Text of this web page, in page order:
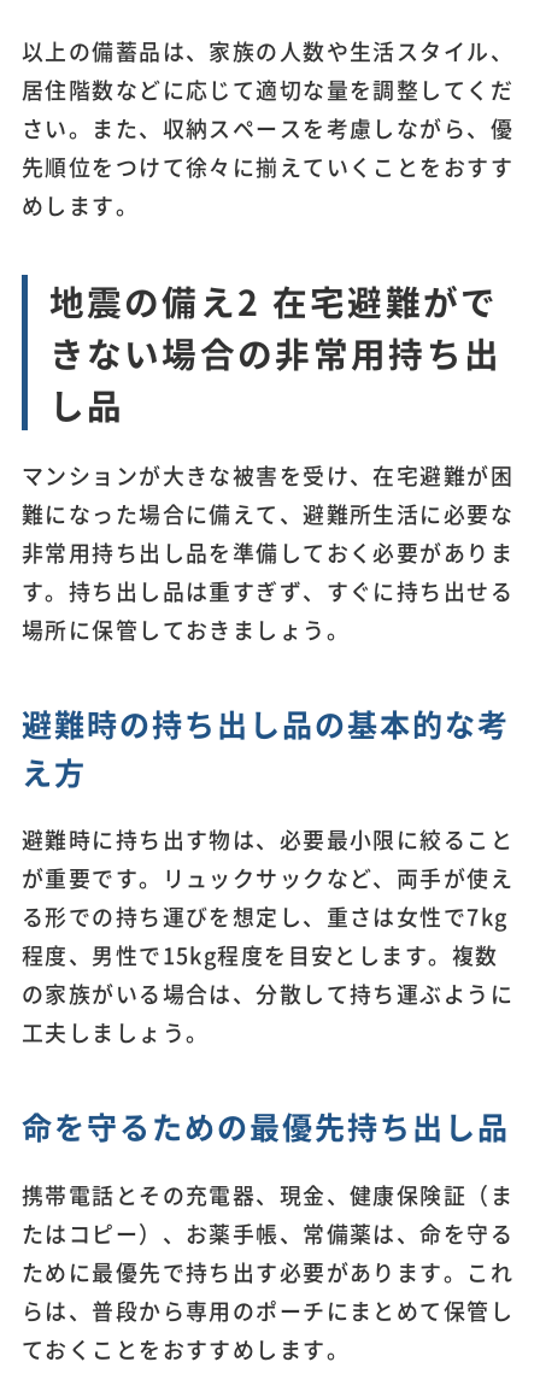
以上の備蓄品は、家族の人数や生活スタイル、
居住階数などに応じて適切な量を調整してくだ
さい。また、収納スペースを考慮しながら、優
先順位をつけて徐々に揃えていくことをおすす
めします。
地震の備え2 在宅避難がで
きない場合の非常用持ち出
し品
マンションが大きな被害を受け、在宅避難が困
難になった場合に備えて、避難所生活に必要な
非常用持ち出し品を準備しておく必要がありま
す。持ち出し品は重すぎず、すぐに持ち出せる
場所に保管しておきましょう。
避難時の持ち出し品の基本的な考
え方
避難時に持ち出す物は、必要最小限に絞ること
が重要です。リュックサックなど、両手が使え
る形での持ち運びを想定し、重さは女性で7kg
程度、男性で15kg程度を目安とします。複数
の家族がいる場合は、分散して持ち運ぶように
工夫しましょう。
命を守るための最優先持ち出し品
携帯電話とその充電器、現金、健康保険証（ま
たはコピー）、お薬手帳、常備薬は、命を守る
ために最優先で持ち出す必要があります。これ
らは、普段から専用のポーチにまとめて保管し
ておくことをおすすめします。